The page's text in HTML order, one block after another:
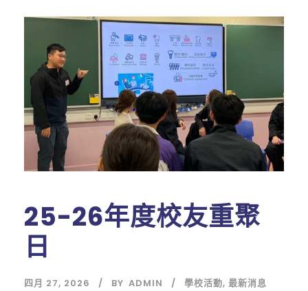
25-26年度校友重聚
日
四月 27, 2026 BY ADMIN 學校活動, 最新消息